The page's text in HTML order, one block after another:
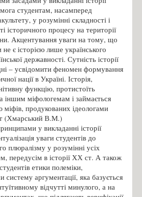
студентам, насамперед
у розумінні складності і
історичного процесу на території
Акцентування уваги на тому, що
не є історією лише українського
державності. Сутність історії
– усвідомити феномен формування
нації в Україні. Історія,
функцію, протистоїть
іншим міфологемам і займається
міфів, продукованих ідеологами
(Хмарський В.М.)
у викладанні історії
уваги студентів до
плюралізму у розумінні усіх
передусім в історії ХХ ст. А також
етики полеміки,
систему аргументації, яка базується
відчутті минулого, а на